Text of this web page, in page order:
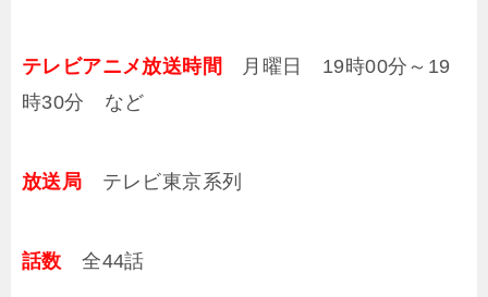
テレビアニメ放送時間 月曜日 19時00分～19
時30分 など
放送局 テレビ東京系列
話数 全44話